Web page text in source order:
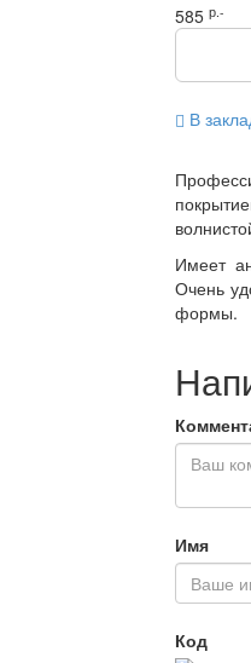
585р.-
В
Имеет
Очень
формы.
Имя
Код